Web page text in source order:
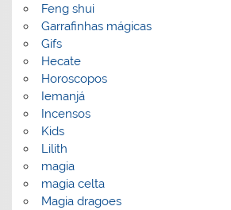
Feng shui
Garrafinhas mágicas
Gifs
Hecate
Horoscopos
Iemanjá
Incensos
Kids
Lilith
magia
magia celta
Magia dragoes